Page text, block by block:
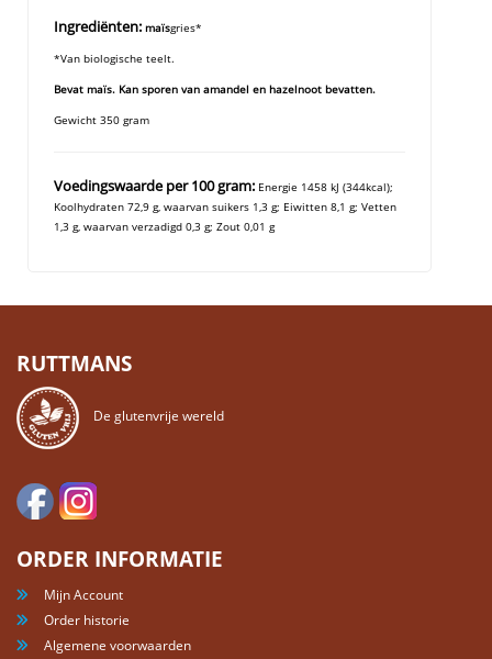
Ingrediënten: maïsgries*
*Van biologische teelt.
Bevat maïs. Kan sporen van amandel en hazelnoot bevatten.
Gewicht 350 gram
Voedingswaarde per 100 gram: Energie 1458 kJ (344kcal);
Koolhydraten 72,9 g, waarvan suikers 1,3 g; Eiwitten 8,1 g; Vetten
1,3 g, waarvan verzadigd 0,3 g; Zout 0,01 g
RUTTMANS
De glutenvrije wereld
ORDER INFORMATIE
Mijn Account
Order historie
Algemene voorwaarden